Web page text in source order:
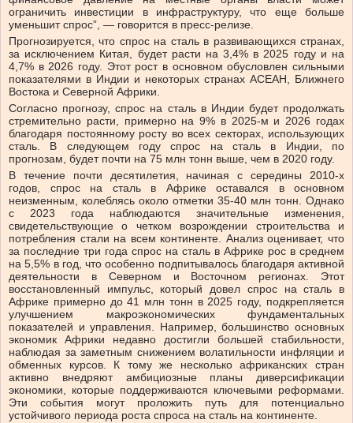
ограничить инвестиции в инфраструктуру, что еще больше
уменьшит спрос”, — говорится в пресс-релизе.
Прогнозируется, что спрос на сталь в развивающихся странах,
за исключением Китая, будет расти на 3,4% в 2025 году и на
4,7% в 2026 году. Этот рост в основном обусловлен сильными
показателями в Индии и некоторых странах АСЕАН, Ближнего
Востока и Северной Африки.
Согласно прогнозу, спрос на сталь в Индии будет продолжать
стремительно расти, примерно на 9% в 2025-м и 2026 годах
благодаря постоянному росту во всех секторах, использующих
сталь. В следующем году спрос на сталь в Индии, по
прогнозам, будет почти на 75 млн тонн выше, чем в 2020 году.
В течение почти десятилетия, начиная с середины 2010-х
годов, спрос на сталь в Африке оставался в основном
неизменным, колеблясь около отметки 35-40 млн тонн. Однако
с 2023 года наблюдаются значительные изменения,
свидетельствующие о четком возрождении строительства и
потребления стали на всем континенте. Анализ оценивает, что
за последние три года спрос на сталь в Африке рос в среднем
на 5,5% в год, что особенно подпитывалось благодаря активной
деятельности в Северном и Восточном регионах. Этот
восстановленный импульс, который довел спрос на сталь в
Африке примерно до 41 млн тонн в 2025 году, подкрепляется
улучшением макроэкономических фундаментальных
показателей и управления. Например, большинство основных
экономик Африки недавно достигли большей стабильности,
наблюдая за заметным снижением волатильности инфляции и
обменных курсов. К тому же несколько африканских стран
активно внедряют амбициозные планы диверсификации
экономики, которые поддерживаются ключевыми реформами.
Эти события могут проложить путь для потенциально
устойчивого периода роста спроса на сталь на континенте.